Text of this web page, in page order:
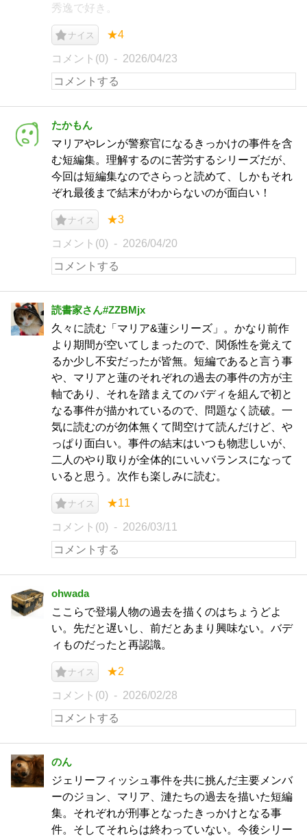
秀逸で好き。
ナイス ★4
コメント(0) 2026/04/23
たかもん
マリアやレンが警察官になるきっかけの事件を含
む短編集。理解するのに苦労するシリーズだが、
今回は短編集なのでさらっと読めて、しかもそれ
ぞれ最後まで結末がわからないのが面白い！
ナイス ★3
コメント(0) 2026/04/20
読書家さん#ZZBMjx
久々に読む「マリア&蓮シリーズ」。かなり前作
より期間が空いてしまったので、関係性を覚えて
るか少し不安だったが皆無。短編であると言う事
や、マリアと蓮のそれぞれの過去の事件の方が主
軸であり、それを踏まえてのバディを組んで初と
なる事件が描かれているので、問題なく読破。一
気に読むのが勿体無くて間空けて読んだけど、や
っぱり面白い。事件の結末はいつも物悲しいが、
二人のやり取りが全体的にいいバランスになって
いると思う。次作も楽しみに読む。
ナイス ★11
コメント(0) 2026/03/11
ohwada
ここらで登場人物の過去を描くのはちょうどよ
い。先だと遅いし、前だとあまり興味ない。バデ
ィものだったと再認識。
ナイス ★2
コメント(0) 2026/02/28
のん
ジェリーフィッシュ事件を共に挑んだ主要メンバ
ーのジョン、マリア、漣たちの過去を描いた短編
集。それぞれが刑事となったきっかけとなる事
件。そしてそれらは終わっていない。今後シリー